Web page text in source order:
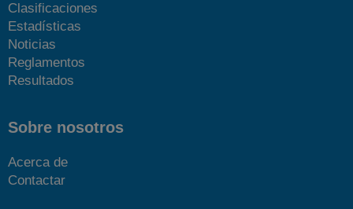
Clasificaciones
Estadísticas
Noticias
Reglamentos
Resultados
Sobre nosotros
Acerca de
Contactar